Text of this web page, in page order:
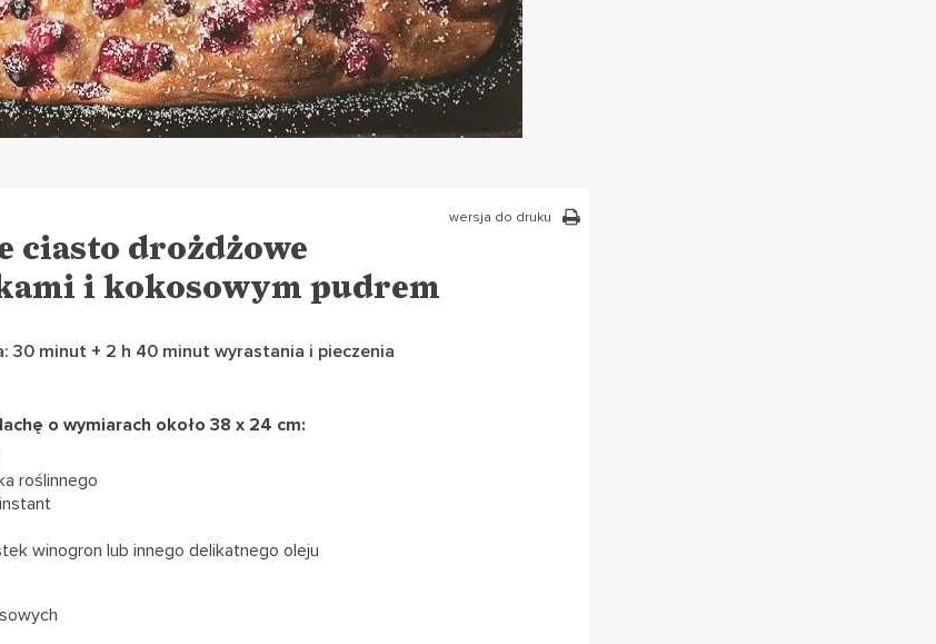
wersja do druku
ciasto drożdżowe
i kokosowym pudrem
30 minut + 2 h 40 minut wyrastania i pieczenia
o wymiarach około 38 x 24 cm:
roślinnego
winogron lub innego delikatnego oleju